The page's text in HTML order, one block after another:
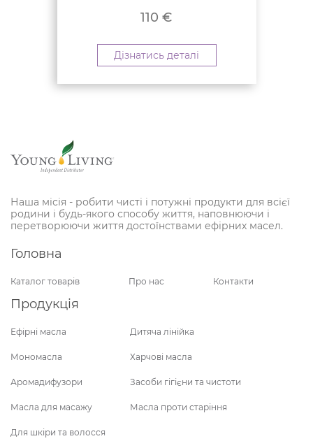
110 €
Дізнатись деталі
Наша місія - робити чисті і потужні продукти для всієї
родини і будь-якого способу життя, наповнюючи і
перетворюючи життя достоїнствами ефірних масел.
Головна
Каталог товарів Про нас Контакти
Продукція
Ефірні масла
Мономасла
Аромадифузори
Масла для масажу
Для шкіри та волосся
Дитяча лінійка
Харчові масла
Засоби гігієни та чистоти
Масла проти старіння